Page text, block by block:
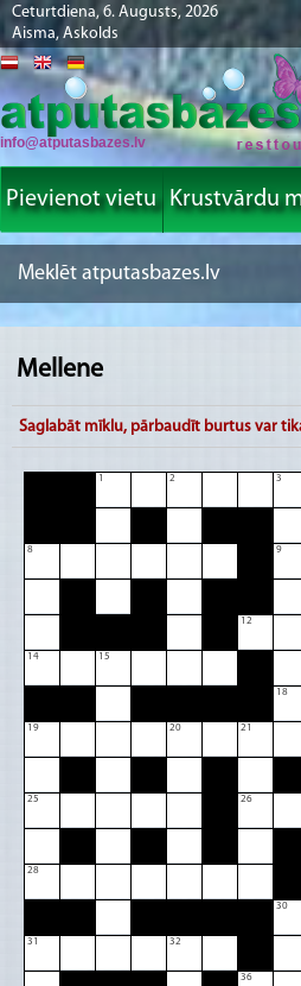
Ceturtdiena, 6. Augusts, 2026
Aisma, Askolds
info@atputasbazes.lv
Pievienot vietu Krustvārdu
Mellene
Saglabāt mīklu, pārbaudīt burtus var
1 2 3
8 9
12
14 15
18
19 20 21
25 26
28
30
31 32
36